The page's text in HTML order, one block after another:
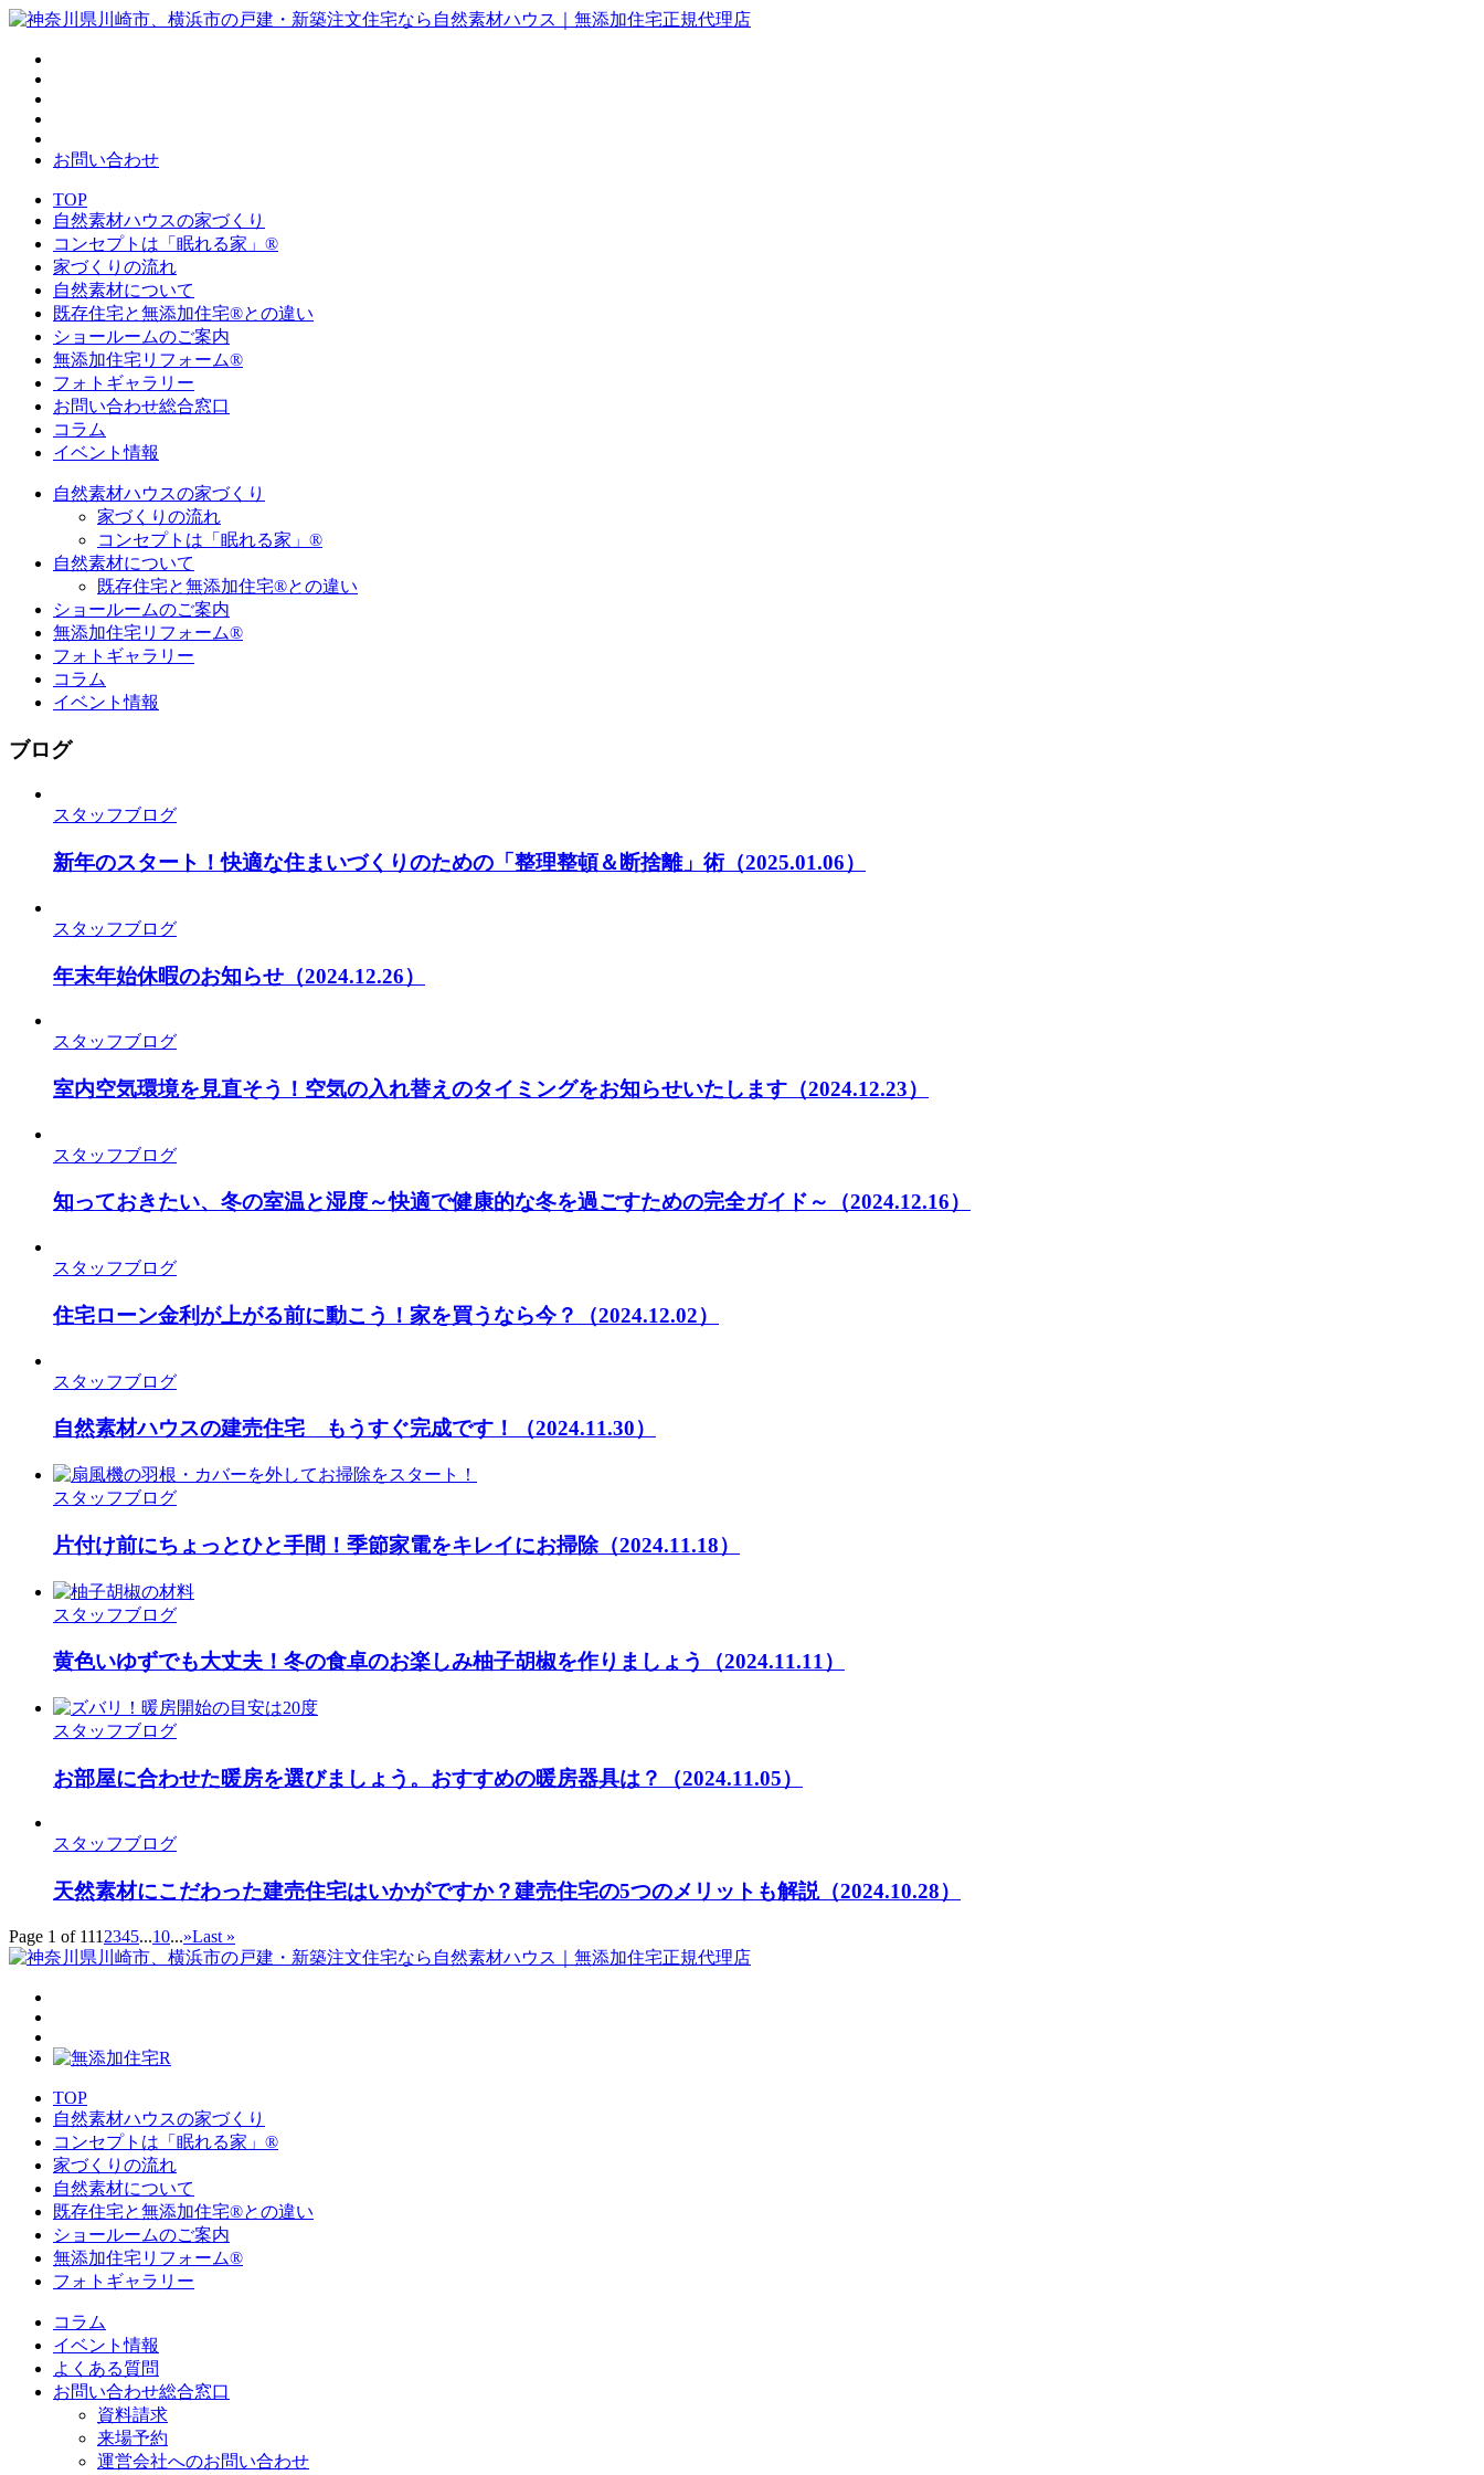
お問い合わせ
TOP
自然素材ハウスの家づくり
コンセプトは「眠れる家」®
家づくりの流れ
自然素材について
既存住宅と無添加住宅®との違い
ショールームのご案内
無添加住宅リフォーム®
フォトギャラリー
お問い合わせ総合窓口
コラム
イベント情報
自然素材ハウスの家づくり
家づくりの流れ
コンセプトは「眠れる家」®
自然素材について
既存住宅と無添加住宅®との違い
ショールームのご案内
無添加住宅リフォーム®
フォトギャラリー
コラム
イベント情報
ブログ
スタッフブログ
新年のスタート！快適な住まいづくりのための「整理整頓＆断捨離」術（2025.01.06）
スタッフブログ
年末年始休暇のお知らせ （2024.12.26）
スタッフブログ
室内空気環境を見直そう！空気の入れ替えのタイミングをお知らせいたします （2024.12.23）
スタッフブログ
知っておきたい、冬の室温と湿度～快適で健康的な冬を過ごすための完全ガイド～ （2024.12.16）
スタッフブログ
住宅ローン金利が上がる前に動こう！家を買うなら今？ （2024.12.02）
スタッフブログ
自然素材ハウスの建売住宅 もうすぐ完成です！ （2024.11.30）
スタッフブログ
片付け前にちょっとひと手間！季節家電をキレイにお掃除（2024.11.18）
スタッフブログ
黄色いゆずでも大丈夫！冬の食卓のお楽しみ柚子胡椒を作りましょう （2024.11.11）
スタッフブログ
お部屋に合わせた暖房を選びましょう。おすすめの暖房器具は？ （2024.11.05）
スタッフブログ
天然素材にこだわった建売住宅はいかがですか？建売住宅の5つのメリットも解説（2024.10.28）
Page 1 of 111 2345...10...»Last »
TOP
自然素材ハウスの家づくり
コンセプトは「眠れる家」®
家づくりの流れ
自然素材について
既存住宅と無添加住宅®との違い
ショールームのご案内
無添加住宅リフォーム®
フォトギャラリー
コラム
イベント情報
よくある質問
お問い合わせ総合窓口
資料請求
来場予約
運営会社へのお問い合わせ